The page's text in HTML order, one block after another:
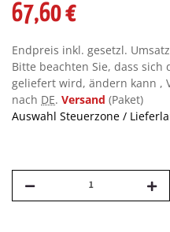
67,60 €
Endpreis inkl. gesetzl.
Bitte beachten Sie, dass sich
geliefert wird, ändern kann ,
nach DE. Versand (Paket)
Auswahl Steuerzone /